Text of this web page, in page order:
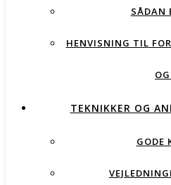
SÅDAN
HENVISNING TIL
TEKNIKKER OG
GODE